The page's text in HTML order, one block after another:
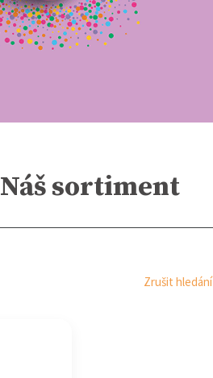
Náš sortiment
Zrušit hledání